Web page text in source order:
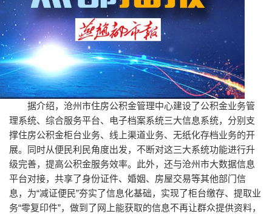
据介绍，沧州市住房公积金管理中心建设了公积金业务管
理系统、综合服务平台、电子档案系统三大信息系统，分别支
撑住房公积金柜台业务、线上渠道业务、无纸化存档业务的开
展。同时从便民利民角度出发，不断对这三大系统功能进行升
级完善，提高公积金服务效率。此外，还与沧州市大数据信息
平台对接，共享了身份证件、婚姻、房屋交易等其他部门信
息，为“减证便民”夯实了信息化基础，实现了柜台缴存、提取业
务“零复印件”，做到了网上能获取的信息不再让群众提供资料，